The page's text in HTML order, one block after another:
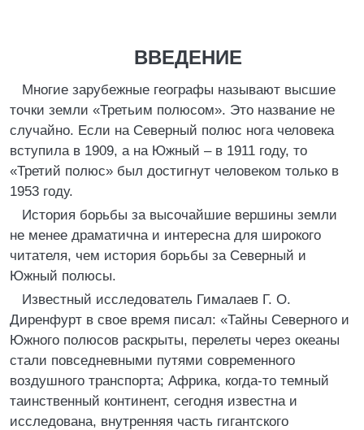
ВВЕДЕНИЕ
Многие зарубежные географы называют высшие
точки земли «Третьим полюсом». Это название не
случайно. Если на Северный полюс нога человека
вступила в 1909, а на Южный – в 1911 году, то
«Третий полюс» был достигнут человеком только в
1953 году.
История борьбы за высочайшие вершины земли
не менее драматична и интересна для широкого
читателя, чем история борьбы за Северный и
Южный полюсы.
Известный исследователь Гималаев Г. О.
Диренфурт в свое время писал: «Тайны Северного и
Южного полюсов раскрыты, перелеты через океаны
стали повседневными путями современного
воздушного транспорта; Африка, когда-то темный
таинственный континент, сегодня известна и
исследована, внутренняя часть гигантского